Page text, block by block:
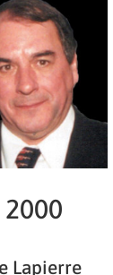
2000
Lapierre